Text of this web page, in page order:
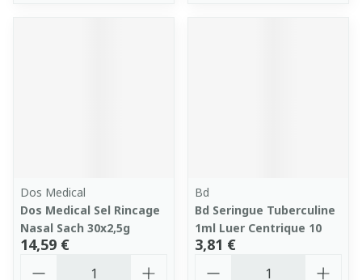
Dos Medical
Dos Medical Sel Rincage
Nasal Sach 30x2,5g
14,59 €
Bd
Bd Seringue Tuberculine
1ml Luer Centrique 10
3,81 €